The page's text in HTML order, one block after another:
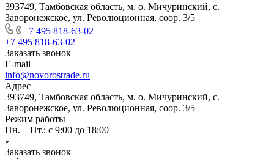
393749, Тамбовская область, м. о. Мичуринский, с.
Заворонежское, ул. Революционная, соор. 3/5
+7 495 818-63-02
+7 495 818-63-02
Заказать звонок
E-mail
info@novorostrade.ru
Адрес
393749, Тамбовская область, м. о. Мичуринский, с.
Заворонежское, ул. Революционная, соор. 3/5
Режим работы
Пн. – Пт.: с 9:00 до 18:00
Заказать звонок